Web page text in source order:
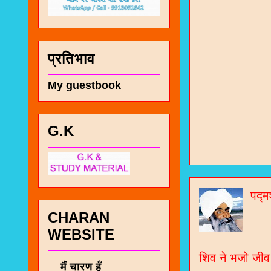
शिव ने भजो जीव
प्रतिभाव
My guestbook
G.K
CHARAN
WEBSITE
मैं चारण हूँ